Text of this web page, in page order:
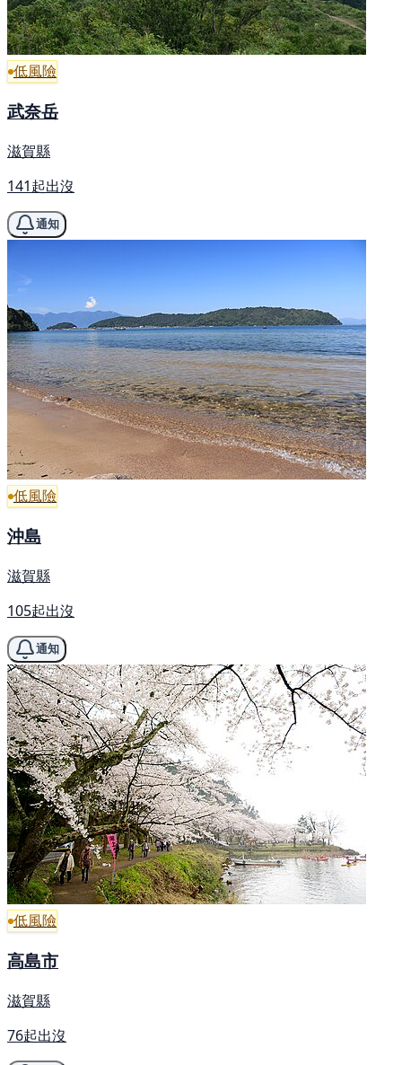
低風險
武奈岳
滋賀縣
141起出沒
通知
低風險
沖島
滋賀縣
105起出沒
通知
低風險
高島市
滋賀縣
76起出沒